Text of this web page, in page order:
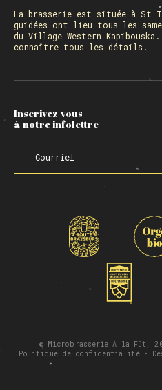
La brasserie est située à St-
guidées ont lieu tous les
du Village Western
connaître tous les détails.
Inscrivez-vous
à notre infolettre
© Microbrasserie À la Fût,
Politique de confidentialité•